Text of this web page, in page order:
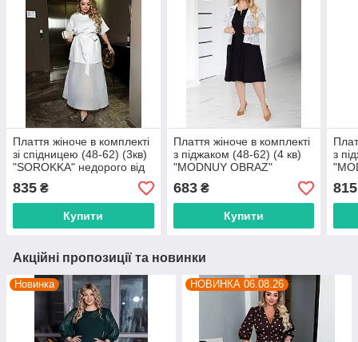
Плаття жіноче в комплекті
зі спідницею (48-62) (3кв)
"SOROKKA" недорого від
прямого постачальника
835 ₴
Купити
Плаття жіноче в комплекті
з піджаком (48-62) (4 кв)
"MODNUY OBRAZ"
недорого від прямого
постачальника
683₴
Купити
з
815
Акційні пропозиції та новинки
Новинка НОВИНКА 06.08.26